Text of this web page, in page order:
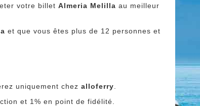
votre billetAlmeria Melillaau meilleur
et que vous êtes plus de 12 personnes et
uniquement chezalloferry
et 1% en point de fidélité.